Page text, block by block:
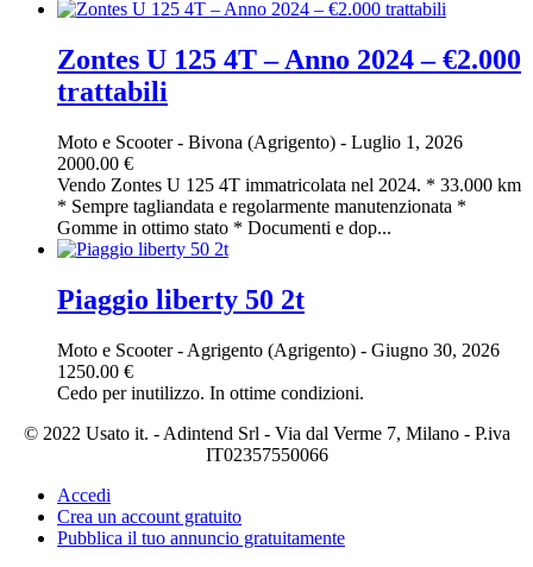
Zontes U 125 4T – Anno 2024 – €2.000
trattabili
Moto e Scooter- Bivona (Agrigento) - Luglio 1, 2026
2000.00 €
Vendo Zontes U 125 4T immatricolata nel 2024. * 33.000 km
* Sempre tagliandata e regolarmente manutenzionata *
Gomme in ottimo stato * Documenti e dop...
Piaggio liberty 50 2t
Moto e Scooter- Agrigento (Agrigento) - Giugno 30, 2026
1250.00 €
Cedo per inutilizzo. In ottime condizioni.
© 2022 Usato it. - Adintend Srl - Via dal Verme 7, Milano - P.iva
IT02357550066
Accedi
Crea un account gratuito
Pubblica il tuo annuncio gratuitamente